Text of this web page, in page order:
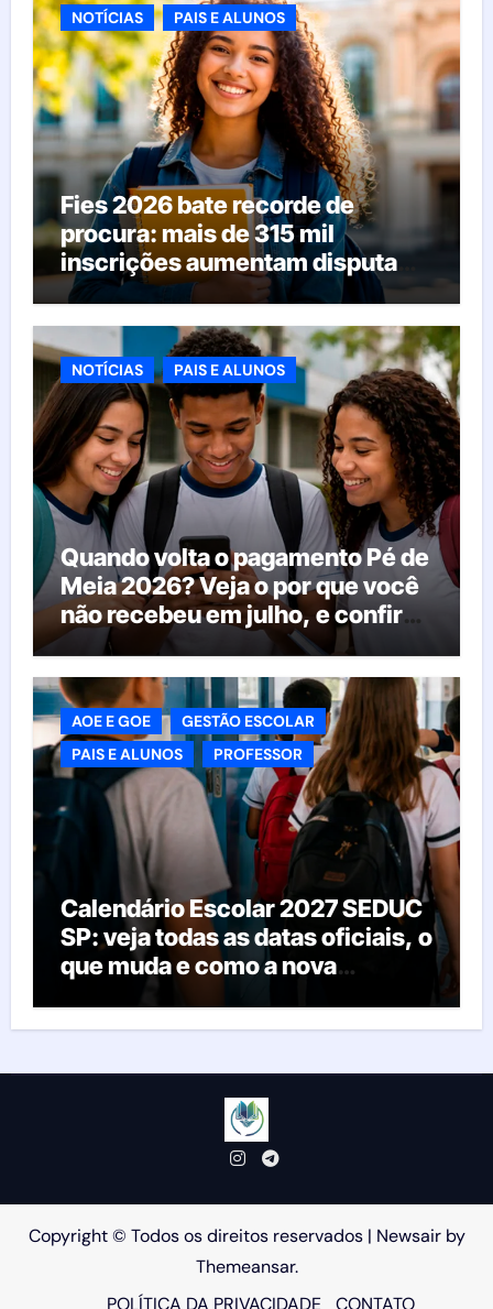
NOTÍCIAS PAIS E ALUNOS
Fies 2026 bate recorde de
procura: mais de 315 mil
inscrições aumentam disputa
pelas vagas; veja o que acontece
agora
NOTÍCIAS PAIS E ALUNOS
Quando volta o pagamento Pé de
Meia 2026? Veja o por que você
não recebeu em julho, e confira
o calendário oficial
AOE E GOE
GESTÃO ESCOLAR
PAIS E ALUNOS
PROFESSOR
Calendário Escolar 2027 SEDUC
SP: veja todas as datas oficiais, o
que muda e como a nova
Copyright © Todos os direitos reservados | Newsairby
Themeansar.